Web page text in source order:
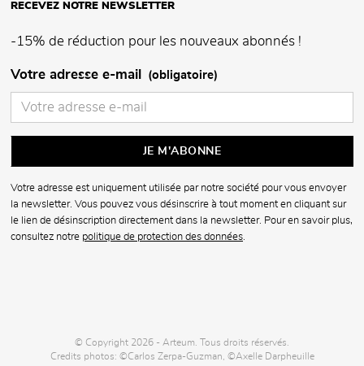
RECEVEZ NOTRE NEWSLETTER
-15% de réduction pour les nouveaux abonnés !
Votre adresse e-mail (obligatoire)
Votre adresse est uniquement utilisée par notre société pour vous envoyer
la newsletter. Vous pouvez vous désinscrire à tout moment en cliquant sur
le lien de désinscription directement dans la newsletter. Pour en savoir plus,
consultez notre politique de protection des données.
© Copyright 2026 - Arteum. Tous droits réservés.
Credits photos: ©Carlos Zerpa-Guzman, ©Axelle Darpheuille